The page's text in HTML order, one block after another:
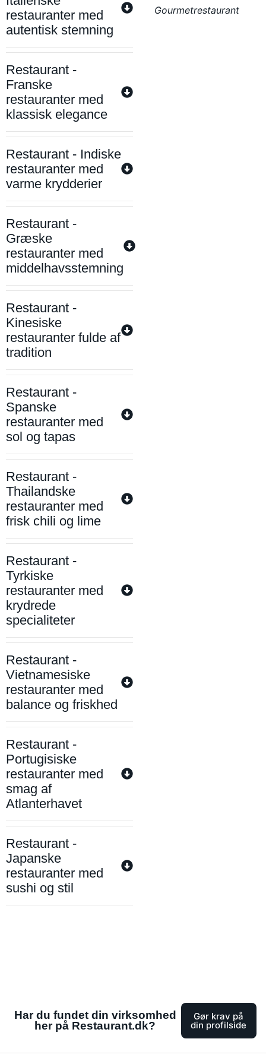
restauranter med
autentisk stemning
Restaurant -
Franske
restauranter med
klassisk elegance
Restaurant - Indiske
restauranter med
varme krydderier
Restaurant -
Græske
restauranter med
middelhavsstemning
Restaurant -
Kinesiske
restauranter fulde af
tradition
Restaurant -
Spanske
restauranter med
sol og tapas
Restaurant -
Thailandske
restauranter med
frisk chili og lime
Restaurant -
Tyrkiske
restauranter med
krydrede
specialiteter
Restaurant -
Vietnamesiske
restauranter med
balance og friskhed
Restaurant -
Portugisiske
restauranter med
smag af
Atlanterhavet
Restaurant -
Japanske
restauranter med
sushi og stil
Gourmetrestaurant
Har du fundet din virksomhed
her på Restaurant.dk?
Gør krav på
din profilside